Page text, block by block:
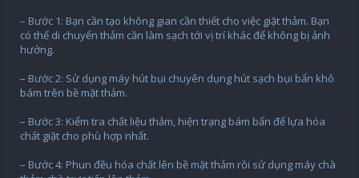
– Bước 1: Bạn cần tạo không gian cần thiết cho việc giặt thảm. Bạn
có thể di chuyển thảm cần làm sạch tới vị trí khác để không bị ảnh
hưởng.
– Bước 2: Sử dụng máy hút bụi chuyên dụng hút sạch bụi bẩn khô
bám trên bề mặt thảm.
– Bước 3: Kiểm tra chất liệu thảm, hiện trạng bám bẩn để lựa hóa
chất giặt cho phù hợp nhất.
– Bước 4: Phun đều hóa chất lên bề mặt thảm rồi sử dụng máy chà